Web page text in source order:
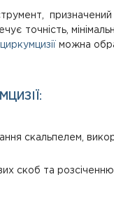
точність,
можна
скальпелем,
скоб та